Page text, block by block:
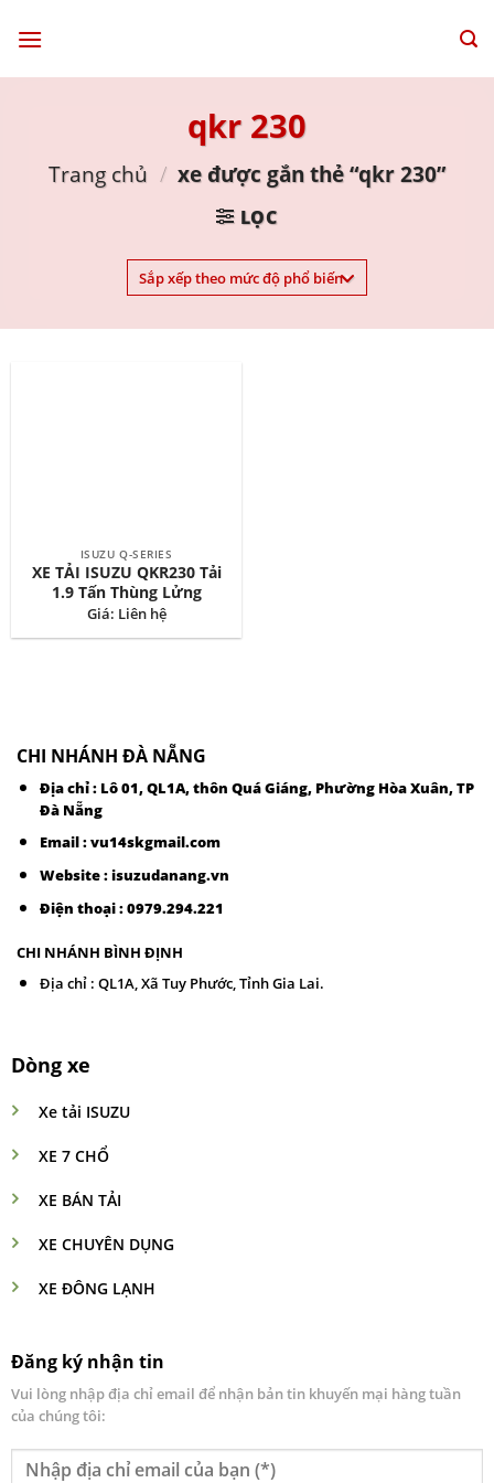
qkr 230
Trang chủ / xe được gắn thẻ “qkr 230”
LỌC
ISUZU Q-SERIES
XE TẢI ISUZU QKR230 Tải
1.9 Tấn Thùng Lửng
Giá: Liên hệ
CHI NHÁNH ĐÀ NẴNG
Địa chỉ : Lô 01, QL1A, thôn Quá Giáng, Phường Hòa Xuân, TP
Đà Nẵng
Email :vu14skgmail.com
Website : isuzudanang.vn
Điện thoại :0979.294.221
CHI NHÁNH BÌNH ĐỊNH
Địa chỉ : QL1A, Xã Tuy Phước, Tỉnh Gia Lai.
Dòng xe
Xe tải ISUZU
XE 7 CHỔ
XE BÁN TẢI
XE CHUYÊN DỤNG
XE ĐÔNG LẠNH
Đăng ký nhận tin
Vui lòng nhập địa chỉ email để nhận bản tin khuyến mại hàng tuần
của chúng tôi: